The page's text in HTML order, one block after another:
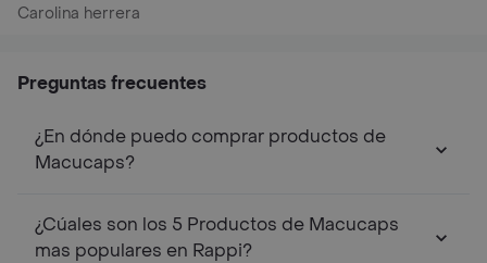
Carolina herrera
Preguntas frecuentes
¿En dónde puedo comprar productos de
Macucaps?
¿Cúales son los 5 Productos de Macucaps
mas populares en Rappi?